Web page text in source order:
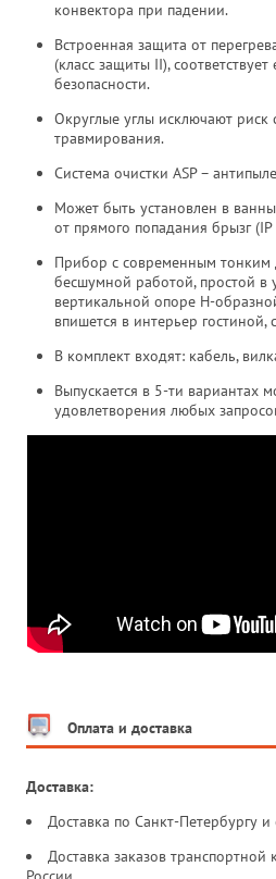
конвектора при падении.
Встроенная защита от
(класс защиты II),
безопасности.
Округлые углы исключают риск
травмирования.
Система очистки ASP –
Может быть установлен в
от прямого попадания брызг (IP
Прибор с современным тонким
бесшумной работой, простой в
вертикальной опоре H-
впишется в интерьер гостиной,
В комплект входят: кабель,
Выпускается в 5-ти вариантах
удовлетворения любых
Оплата и доставка
Доставка:
Доставка по Санкт-Петербургу
Доставка заказов